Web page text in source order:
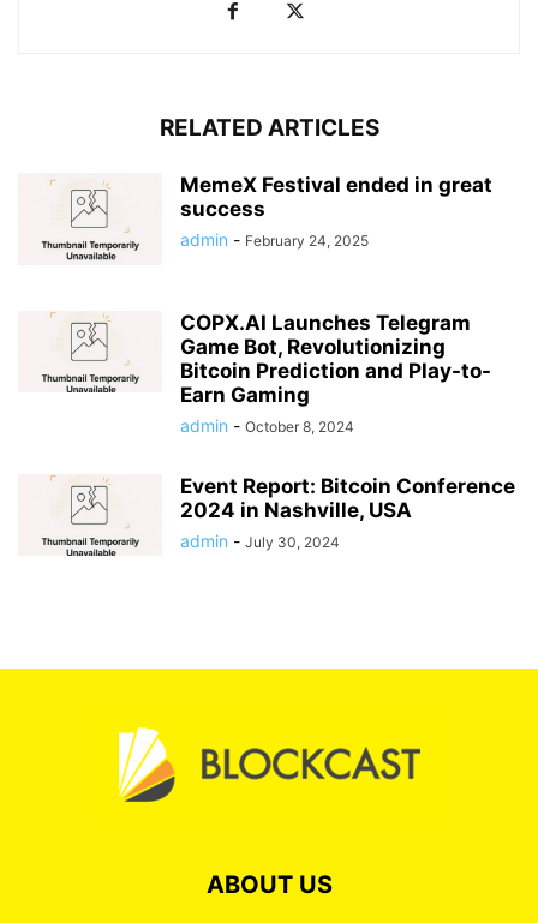
RELATED ARTICLES
MemeX Festival ended in great
success
admin - February 24, 2025
COPX.AI Launches Telegram
Game Bot, Revolutionizing
Bitcoin Prediction and Play-to-
Earn Gaming
admin - October 8, 2024
Event Report: Bitcoin Conference
2024 in Nashville, USA
admin - July 30, 2024
ABOUT US